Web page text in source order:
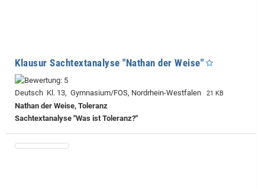
Klausur Sachtextanalyse "Nathan der Weise"
Deutsch Kl. 13, Gymnasium/FOS, Nordrhein-Westfalen 21 KB
Nathan der Weise, Toleranz
Sachtextanalyse "Was ist Toleranz?"